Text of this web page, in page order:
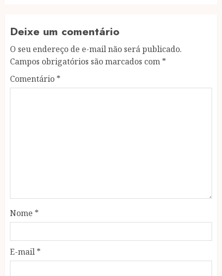
Deixe um comentário
O seu endereço de e-mail não será publicado.
Campos obrigatórios são marcados com *
Comentário *
Nome *
E-mail *